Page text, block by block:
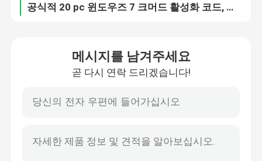
저희와 연락
인용 을 요청 하십시오
공식적 20 pc 윈도우즈 7 크머드 활성화 코드, 윈도우즈 7을 위한 인터넷 유효한 프로덕트 키
메시지를 남겨주세요
곧 다시 연락 드리겠습니다!